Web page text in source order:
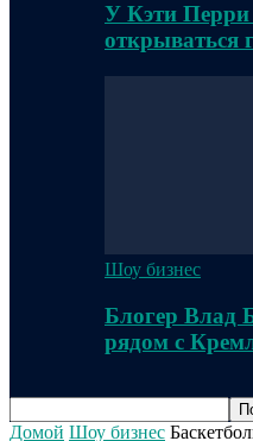
У Кэти Перри
открываться
Шоу бизнес
Блогер Влад
рядом с
Домой Шоу бизнес